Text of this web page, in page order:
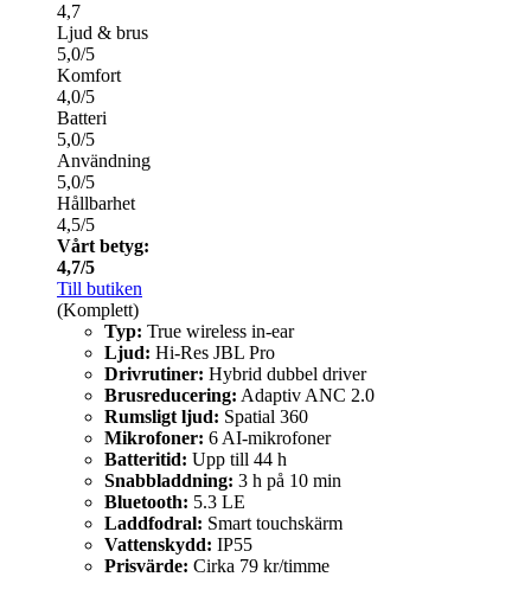
4,7
Ljud & brus
5,0/5
Komfort
4,0/5
Batteri
5,0/5
Användning
5,0/5
Hållbarhet
4,5/5
Vårt betyg:
4,7/5
Till butiken
(Komplett)
Typ: True wireless in-ear
Ljud: Hi-Res JBL Pro
Drivrutiner: Hybrid dubbel driver
Brusreducering: Adaptiv ANC 2.0
Rumsligt ljud: Spatial 360
Mikrofoner: 6 AI-mikrofoner
Batteritid: Upp till 44 h
Snabbladdning: 3 h på 10 min
Bluetooth: 5.3 LE
Laddfodral: Smart touchskärm
Vattenskydd: IP55
Prisvärde: Cirka 79 kr/timme